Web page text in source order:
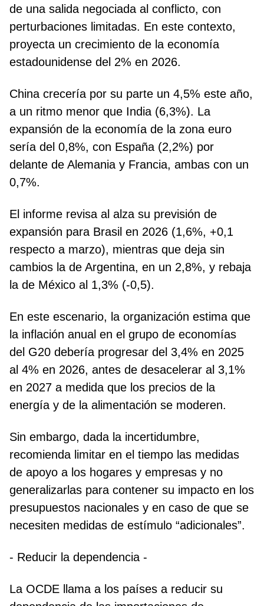
de una salida negociada al conflicto, con
perturbaciones limitadas. En este contexto,
proyecta un crecimiento de la economía
estadounidense del 2% en 2026.
China crecería por su parte un 4,5% este año,
a un ritmo menor que India (6,3%). La
expansión de la economía de la zona euro
sería del 0,8%, con España (2,2%) por
delante de Alemania y Francia, ambas con un
0,7%.
El informe revisa al alza su previsión de
expansión para Brasil en 2026 (1,6%, +0,1
respecto a marzo), mientras que deja sin
cambios la de Argentina, en un 2,8%, y rebaja
la de México al 1,3% (-0,5).
En este escenario, la organización estima que
la inflación anual en el grupo de economías
del G20 debería progresar del 3,4% en 2025
al 4% en 2026, antes de desacelerar al 3,1%
en 2027 a medida que los precios de la
energía y de la alimentación se moderen.
Sin embargo, dada la incertidumbre,
recomienda limitar en el tiempo las medidas
de apoyo a los hogares y empresas y no
generalizarlas para contener su impacto en los
presupuestos nacionales y en caso de que se
necesiten medidas de estímulo “adicionales”.
- Reducir la dependencia -
La OCDE llama a los países a reducir su